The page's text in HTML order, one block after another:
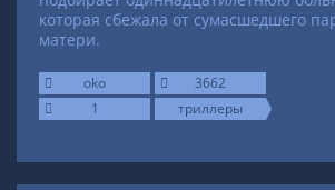
которая сбежала от сумасшедшего
матери.
oko
3662
1
триллеры